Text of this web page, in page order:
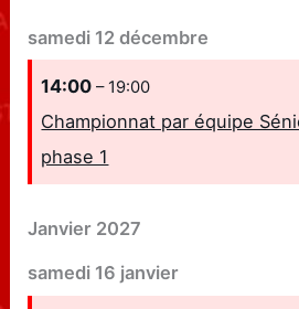
samedi 12 décembre
14:00– 19:00
Championnat par équipe
phase 1
Janvier 2027
samedi 16 janvier